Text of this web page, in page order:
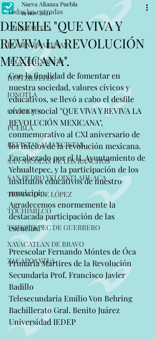
Todas las entradas
CHIGNAUTLA
DOMINGO ARENAS
HUAUCHINANGO
HUITZILTEPEC
JONOTLA
OCOTEPEC
PUEBLA
REVISTAS ALIANCISTAS
SAN NICOLAS DE LOS RANCHOS
SAN PEDRO YELOIXTLAHUACA
TEPANCO DE LÓPEZ
TOCHIMILCO
TOTOLTEPEC DE GUERRERO
XAYACATLAN DE BRAVO
ZACAPOAXTLA
DESFILE "QUE VIVA Y
REVIVA LA REVOLUCIÓN
MEXICANA".
Nueva Alianza Puebla
19 nov 2021
Con la finalidad de fomentar en
nuestra sociedad, valores cívicos y
educativos, se llevó a cabo el desfile
cívico y social "QUE VIVA Y REVIVA LA
REVOLUCIÓN MEXICANA",
conmemorativo al CXI aniversario de
los inicios de la revolución mexicana.
Encabezado por el H. Ayuntamiento de
Yehualtepec, y la participación de los
institutos educativos de nuestro
municipio.
Agradecemos enormemente la
destacada participación de las
escuelas:
Preescolar Fernando Móntes de Óca
Primaria Mártires de la Revolución
Secundaria Prof. Francisco Javier
Badillo
Telesecundaria Emilio Von Behring
Bachillerato Gral. Benito Juárez
Universidad IEDEP